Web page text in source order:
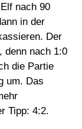
nach 90
in der
Der
denn nach 1:0
die Partie
um. Das
Tipp: 4:2.